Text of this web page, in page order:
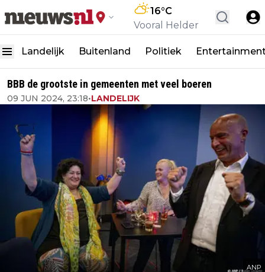
16°C
Vooral Helder
Landelijk Buitenland Politiek
BBB de grootste in gemeenten met veel boeren
09 JUN 2024, 23:18•LANDELIJK
ANP